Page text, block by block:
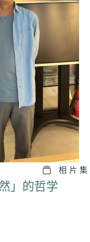
相片集
」的哲学